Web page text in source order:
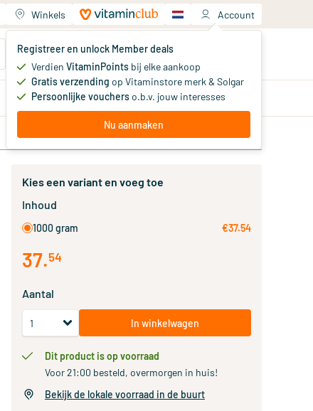
Winkels Account
Registreer en unlock Member deals
Verdien VitaminPoints bij elke aankoop
Gratis verzending op Vitaminstore merk & Solgar
Persoonlijke voucherso.b.v. jouw interesses
Nu aanmaken
Jouw winkelwagen
Je hebt nog geen producten
Aanbiedingen Memberdeals
Kies een variant en voeg toe
Inhoud
1000 gram €37.54
37.54
Aantal
In winkelwagen
Dit product is op voorraad
Voor 21:00 besteld, overmorgen in huis!
Bekijk de lokale voorraad in de buurt